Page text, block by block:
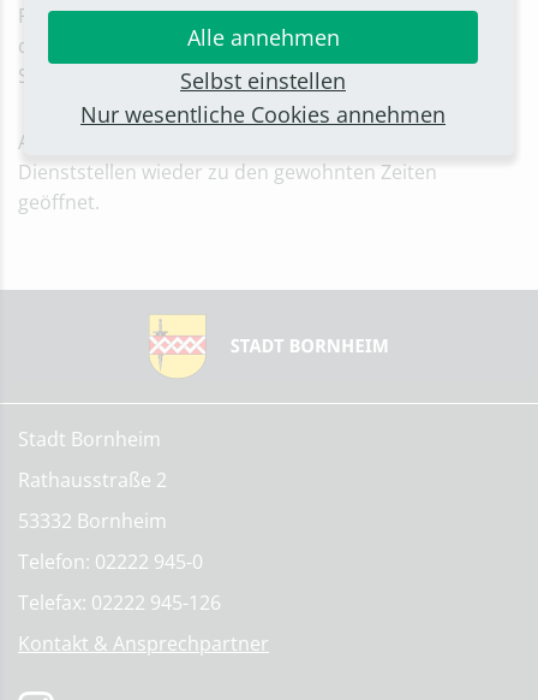
Rohrbrüchen, Schäden im Kanalnetz oder Störungen
der Wasserversorgung hilft die Störungshotline des
Stadtbetriebs unter 02227 9320-77.
Am Brückentag, Freitag, 5. Juni 2026, sind alle
Dienststellen wieder zu den gewohnten Zeiten
geöffnet.
Stadt Bornheim
Rathausstraße 2
53332 Bornheim
Telefon: 02222 945-0
Telefax: 02222 945-126
Kontakt & Ansprechpartner
Alle annehmen
Selbst einstellen
Nur wesentliche Cookies annehmen